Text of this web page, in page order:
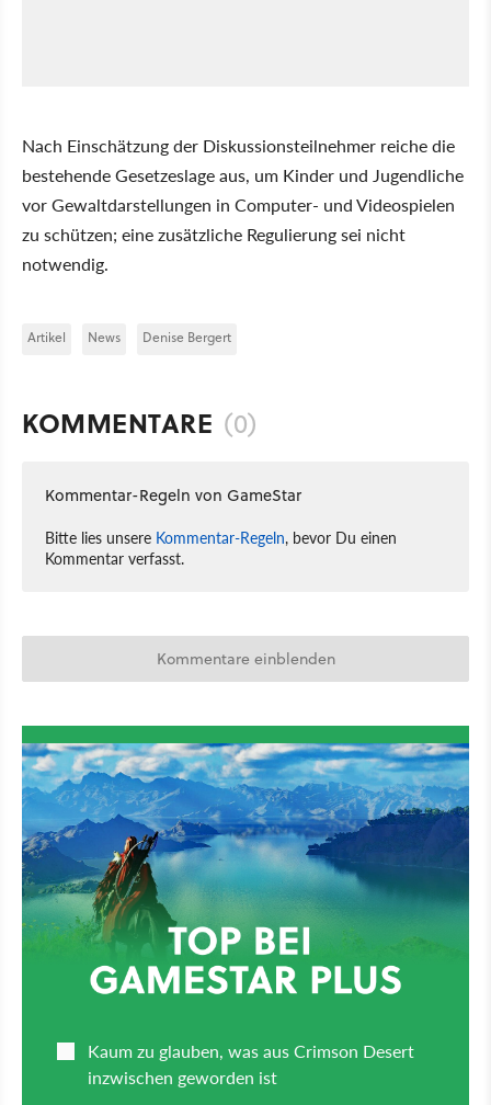
Nach Einschätzung der Diskussionsteilnehmer reiche die
bestehende Gesetzeslage aus, um Kinder und Jugendliche
vor Gewaltdarstellungen in Computer- und Videospielen
zu schützen; eine zusätzliche Regulierung sei nicht
notwendig.
Artikel News Denise Bergert
KOMMENTARE (0)
Kommentar-Regeln von GameStar
Bitte lies unsere Kommentar-Regeln, bevor Du einen
Kommentar verfasst.
Kommentare einblenden